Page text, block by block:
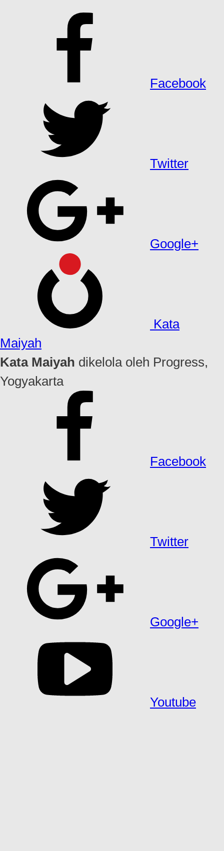
Facebook
Twitter
Google+
Kata
Maiyah
Kata Maiyah dikelola oleh Progress,
Yogyakarta
Facebook
Twitter
Google+
Youtube